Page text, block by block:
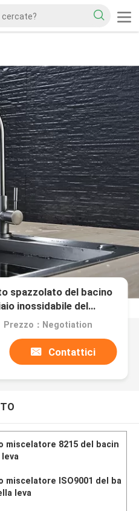
spazzolato del bacino
inossidabile del
leva singolo
Prezzo：Negotiation
Contattici
miscelatore 8215 del bacin
miscelatore ISO9001 del ba
leva